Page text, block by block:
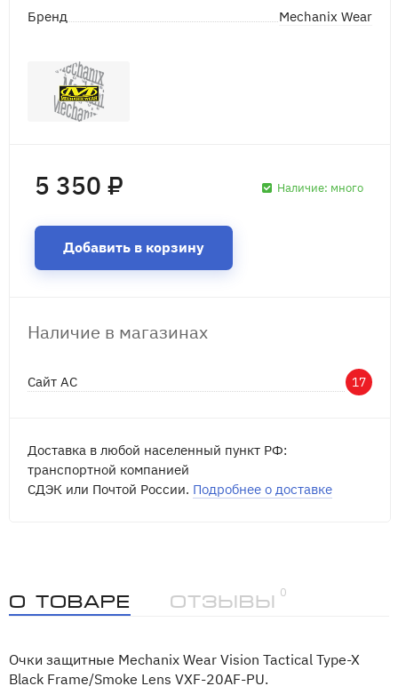
Бренд
Mechanix Wear
5 350 ₽ Наличие: много
Добавить в корзину
Наличие в магазинах
Сайт АС 17
Доставка в любой населенный пункт РФ:
транспортной компанией
СДЭК или Почтой России. Подробнее о доставке
О товаре Отзывы
0
Очки защитные Mechanix Wear Vision Tactical Type-X
Black Frame/Smoke Lens VXF-20AF-PU.